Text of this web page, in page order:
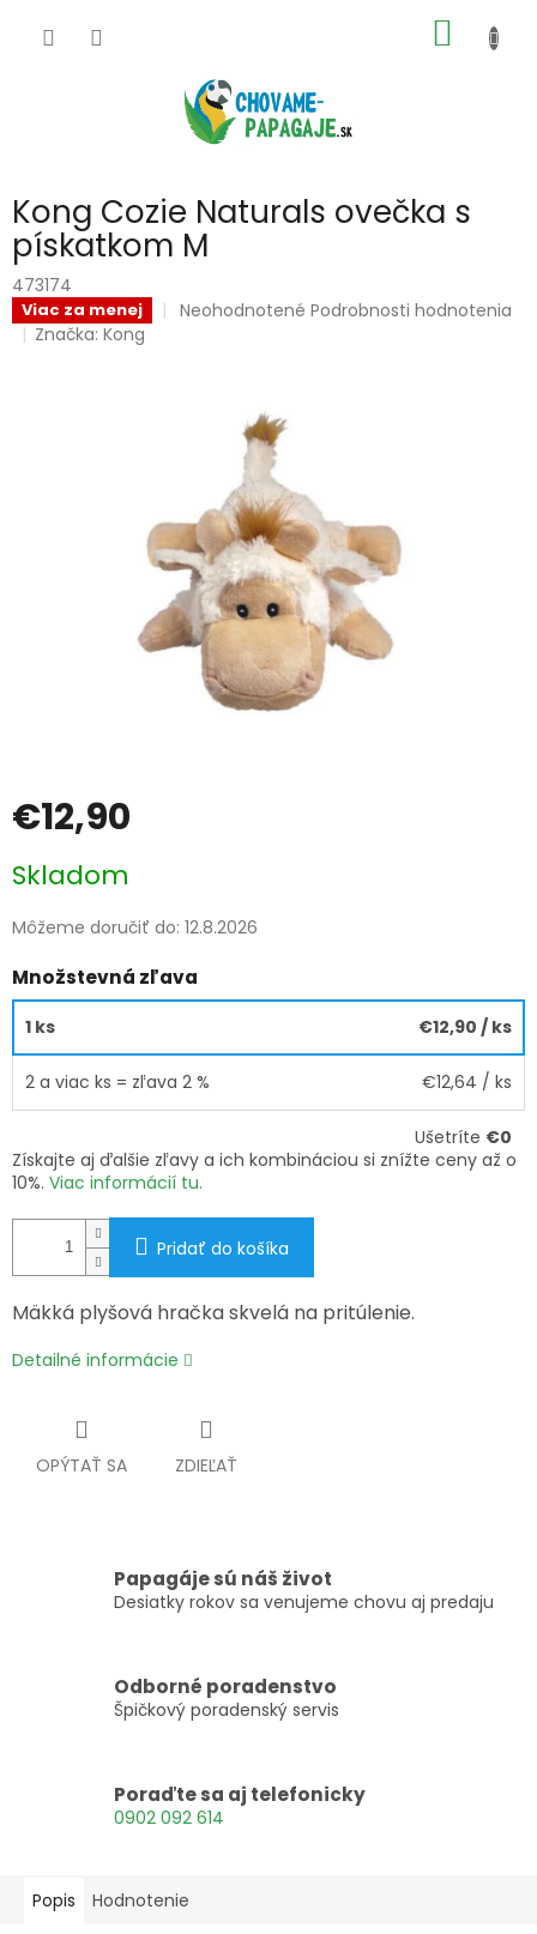
KOŠÍK
Kong Cozie Naturals ovečka s
pískatkom M
473174
Viac za menej
Priemerné
hviezdičiek.
Neohodnotené Podrobnosti hodnotenia
Značka:Kong
€12,90
cena:
Skladom
Môžeme doručiť do: 12.8.2026
Množstevná zľava
1 ks €12,90 / ks
2 a viac ks = zľava 2 % €12,64 / ks
Ušetríte €0
Získajte aj ďalšie zľavy a ich kombináciou si znížte ceny až o
10%. Viac informácií tu.
Pridať do košíka
Mäkká plyšová hračka skvelá na pritúlenie.
Detailné informácie
OPÝTAŤ SA ZDIEĽAŤ
Papagáje sú náš život
Desiatky rokov sa venujeme chovu aj predaju
Odborné poradenstvo
Špičkový poradenský servis
Poraďte sa aj telefonicky
0902 092 614
Popis Hodnotenie